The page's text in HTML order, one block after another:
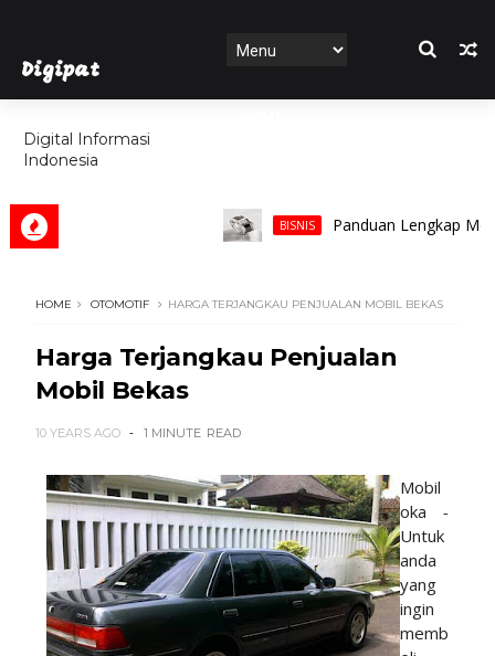
Digipat
Digital Informasi
Indonesia
FEATURES
BISNIS Panduan Lengkap Memilih
HOME OTOMOTIF HARGA TERJANGKAU PENJUALAN MOBIL BEKAS
Harga Terjangkau Penjualan
Mobil Bekas
10 YEARS AGO 1 MINUTE READ
Mobil
oka
-
Untuk
anda
yang
ingin
memb